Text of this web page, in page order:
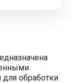
обработки